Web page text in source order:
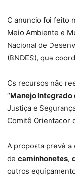
O anúncio foi feito
Meio Ambiente e
Nacional de
(BNDES), que
Os recursos não
“Manejo Integrado
Justiça e
Comitê Orientador
A proposta prevê a
de caminhonetes,
outros